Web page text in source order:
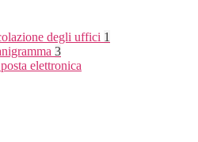
degli uffici 1
3
elettronica